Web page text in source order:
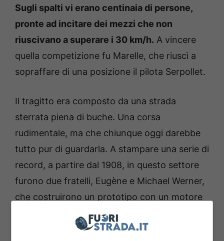
Sugli spalti vi erano centinaia di persone,
pronte ad incitare dei mezzi che non
riuscivano a superare i 30 km/h. A vincere
quella competizione fu Marelle, che riuscì a
sopraffare di una posizione il pilota Serpollet.
Il tragitto era composto da una strada
sterrata piena di buche. Una corsa
rudimentale, ma che chiunque oggi darebbe
tutto pur di guardarla. A stampare una serie di
record, a partire dal 1908, in questo settore
furono due fratelli, Eugène e Michael Werner,
che costruirono un prototipo con un motore
anteriore da 4 Cv e che riusciva ad arrivare
fino a 40 Km/h.